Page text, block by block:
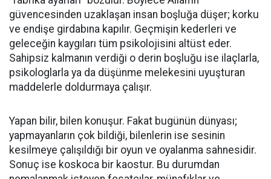
güvencesinden uzaklaşan insan boşluğa düşer; korku
ve endişe girdabına kapılır. Geçmişin kederleri ve
geleceğin kaygıları tüm psikolojisini altüst eder.
Sahipsiz kalmanın verdiği o derin boşluğu ise ilaçlarla,
psikologlarla ya da düşünme melekesini uyuşturan
maddelerle doldurmaya çalışır.
​Yapan bilir, bilen konuşur. Fakat bugünün dünyası;
yapmayanların çok bildiği, bilenlerin ise sesinin
kesilmeye çalışıldığı bir oyun ve oyalanma sahnesidir.
Sonuç ise koskoca bir kaostur. Bu durumdan